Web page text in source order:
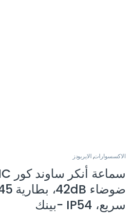
الاكسسوارات,الايربودز
سريع، IP54 -بينك